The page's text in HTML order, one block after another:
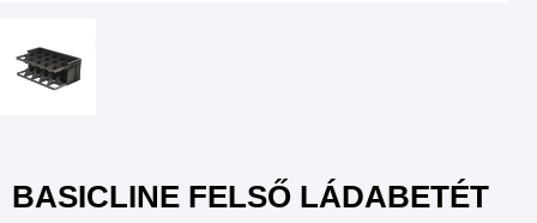
BASICLINE FELSŐ LÁDABETÉT